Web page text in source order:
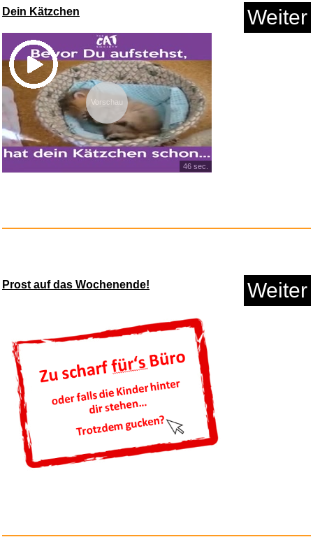
Anzeige
Richard Bonelli,Bariton...
Dein Kätzchen Weiter
Vorschau
46 sec.
Prost auf das Wochenende! Weiter